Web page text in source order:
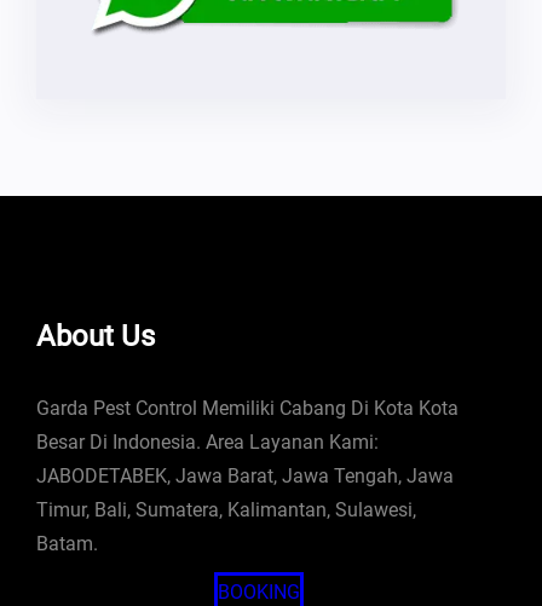
About Us
Garda Pest Control Memiliki Cabang Di Kota Kota
Besar Di Indonesia. Area Layanan Kami:
JABODETABEK, Jawa Barat, Jawa Tengah, Jawa
Timur, Bali, Sumatera, Kalimantan, Sulawesi,
Batam.
BOOKING